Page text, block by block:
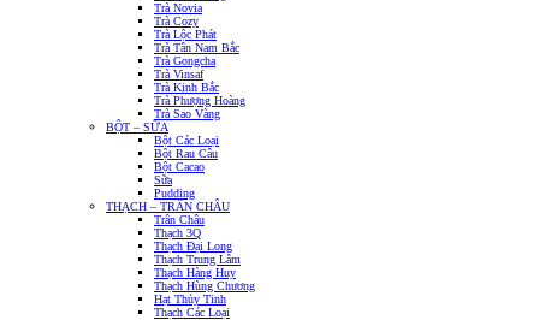
Trà Novia
Trà Cozy
Trà Lộc Phát
Trà Tân Nam Bắc
Trà Gongcha
Trà Vinsaf
Trà Kinh Bắc
Trà Phượng Hoàng
Trà Sao Vàng
BỘT – SỮA
Bột Các Loại
Bột Rau Câu
Bột Cacao
Sữa
Pudding
THẠCH – TRÂN CHÂU
Trân Châu
Thạch 3Q
Thạch Đại Long
Thạch Trung Lâm
Thạch Hàng Huy
Thạch Hùng Chương
Hạt Thủy Tinh
Thạch Các Loại